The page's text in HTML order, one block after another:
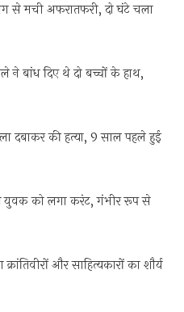
मची अफरातफरी, दो घंटे चला
ने बांध दिए थे दो बच्चों के हाथ,
दबाकर की हत्या, 9 साल पहले हुई
युवक को लगा करंट, गंभीर रूप से
और साहित्यकारों का शौर्य